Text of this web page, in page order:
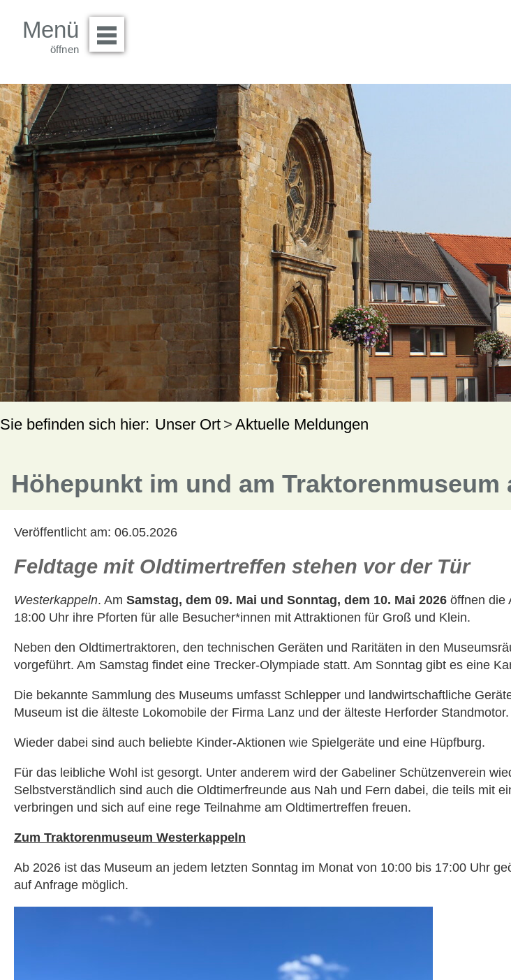
Menü
Unser Ort Aktuelle Meldungen
Höhepunkt im und am Traktorenmuseum
Veröffentlicht am: 06.05.2026
Feldtage mit Oldtimertreffen stehen vor der Tür
Westerkappeln. Am Samstag, dem 09. Mai und Sonntag, dem 10. Mai 2026 öffnen die
18:00 Uhr ihre Pforten für alle Besucher*innen mit Attraktionen für Groß und Klein.
Neben den Oldtimertraktoren, den technischen Geräten und Raritäten in den
vorgeführt. Am Samstag findet eine Trecker-Olympiade statt. Am Sonntag gibt es eine
Die bekannte Sammlung des Museums umfasst Schlepper und landwirtschaftliche
Museum ist die älteste Lokomobile der Firma Lanz und der älteste Herforder Standmotor.
Wieder dabei sind auch beliebte Kinder-Aktionen wie Spielgeräte und eine Hüpfburg.
Für das leibliche Wohl ist gesorgt. Unter anderem wird der Gabeliner Schützenverein
Selbstverständlich sind auch die Oldtimerfreunde aus Nah und Fern dabei, die teils mit
verbringen und sich auf eine rege Teilnahme am Oldtimertreffen freuen.
Zum Traktorenmuseum Westerkappeln
Ab 2026 ist das Museum an jedem letzten Sonntag im Monat von 10:00 bis 17:00 Uhr
auf Anfrage möglich.